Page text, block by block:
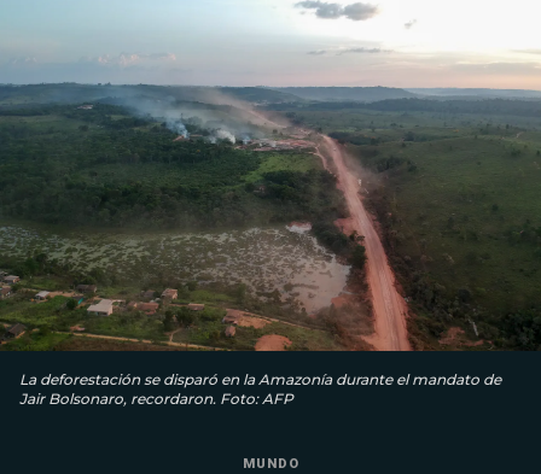
La deforestación se disparó en la Amazonía durante el mandato de
Jair Bolsonaro, recordaron. Foto: AFP
MUNDO